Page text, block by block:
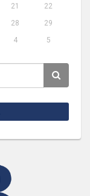
21
22
28
29
4 5